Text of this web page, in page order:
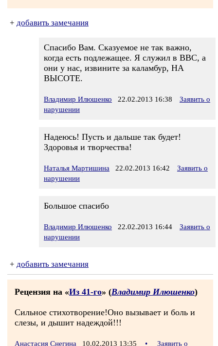
+ добавить замечания
Спасибо Вам. Сказуемое не так важно,
когда есть подлежащее. Я служил в ВВС, а
они у нас, извините за каламбур, НА
ВЫСОТЕ.
Владимир Илюшенко 22.02.2013 16:38
Заявить о
нарушении
Надеюсь! Пусть и дальше так будет!
Здоровья и творчества!
Наталья Мартишина 22.02.2013 16:42
Заявить о
нарушении
Большое спасибо
Владимир Илюшенко 22.02.2013 16:44
Заявить о
нарушении
+ добавить замечания
Рецензия на «Из 41-го» (Владимир Илюшенко)
Сильное стихотворение!Оно вызывает и боль и
слезы, и дышит надеждой!!!
Анастасия Снегина 10.02.2013 13:35 •
Заявить о